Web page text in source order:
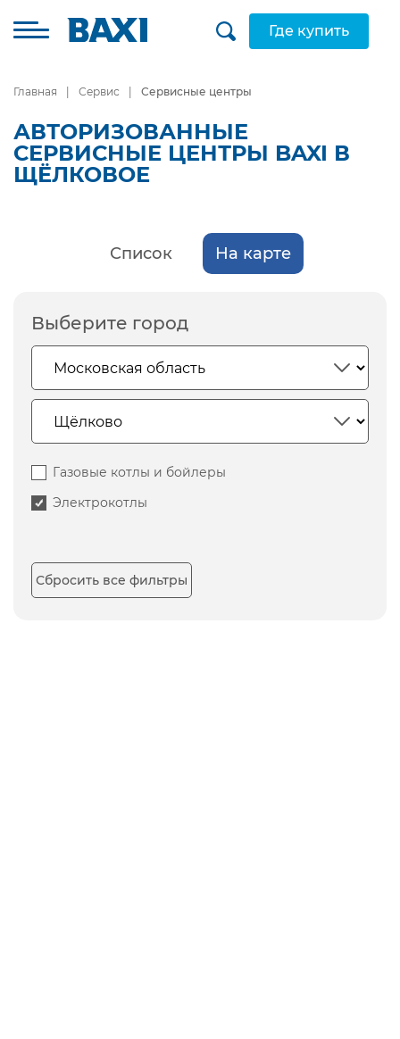
Где купить
Главная Сервис Сервисные центры
АВТОРИЗОВАННЫЕ
СЕРВИСНЫЕ ЦЕНТРЫ BAXI В
ЩЁЛКОВОЕ
Список На карте
Выберите город
Газовые котлы и бойлеры
Электрокотлы
Сбросить все фильтры